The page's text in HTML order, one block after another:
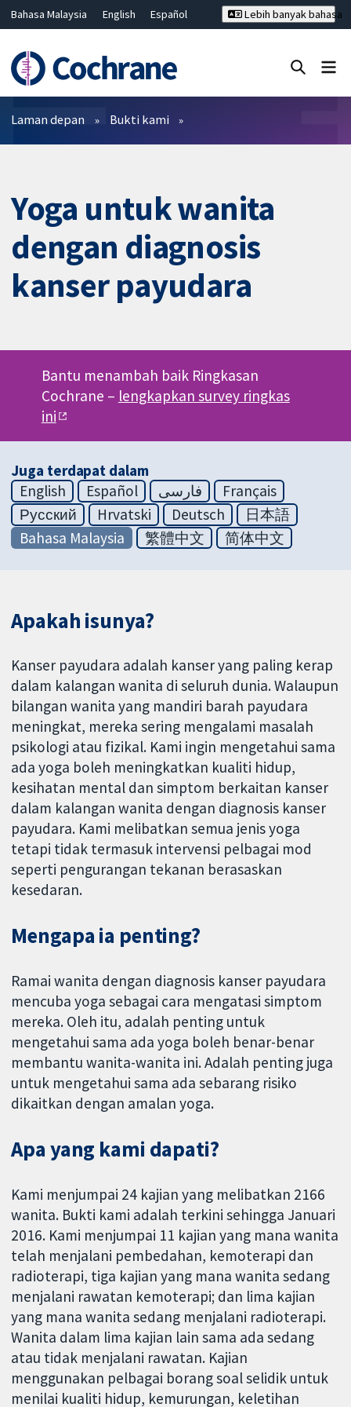
Bahasa Malaysia English
Español
Hrvatski
Deutsch ไทย
繁體中文
简体中文
Lebih banyak bahasa
Penapis
Laman depan Bukti kami
Yoga untuk wanita
dengan diagnosis
kanser payudara
Bantu menambah baik Ringkasan
Cochrane – lengkapkan survey ringkas
ini
Juga terdapat dalam
English
Español فارسی
Français
Русский
Hrvatski Deutsch
日本語
Bahasa Malaysia
繁體中文 简体中文
Apakah isunya?
Kanser payudara adalah kanser yang paling kerap
dalam kalangan wanita di seluruh dunia. Walaupun
bilangan wanita yang mandiri barah payudara
meningkat, mereka sering mengalami masalah
psikologi atau fizikal. Kami ingin mengetahui sama
ada yoga boleh meningkatkan kualiti hidup,
kesihatan mental dan simptom berkaitan kanser
dalam kalangan wanita dengan diagnosis kanser
payudara. Kami melibatkan semua jenis yoga
tetapi tidak termasuk intervensi pelbagai mod
seperti pengurangan tekanan berasaskan
kesedaran.
Mengapa ia penting?
Ramai wanita dengan diagnosis kanser payudara
mencuba yoga sebagai cara mengatasi simptom
mereka. Oleh itu, adalah penting untuk
mengetahui sama ada yoga boleh benar-benar
membantu wanita-wanita ini. Adalah penting juga
untuk mengetahui sama ada sebarang risiko
dikaitkan dengan amalan yoga.
Apa yang kami dapati?
Kami menjumpai 24 kajian yang melibatkan 2166
wanita. Bukti kami adalah terkini sehingga Januari
2016. Kami menjumpai 11 kajian yang mana wanita
telah menjalani pembedahan, kemoterapi dan
radioterapi, tiga kajian yang mana wanita sedang
menjalani rawatan kemoterapi; dan lima kajian
yang mana wanita sedang menjalani radioterapi.
Wanita dalam lima kajian lain sama ada sedang
atau tidak menjalani rawatan. Kajian
menggunakan pelbagai borang soal selidik untuk
menilai kualiti hidup, kemurungan, keletihan